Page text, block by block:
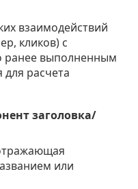
взаимодействий
кликов) с
ранее выполненным
для расчета
заголовка/
или